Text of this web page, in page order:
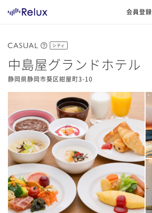
会員登録
シティ
中島屋グランドホテル
静岡県静岡市葵区紺屋町3-10